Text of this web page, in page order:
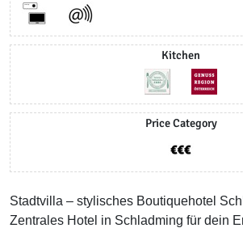
Kitchen
Price Category
Stadtvilla – stylisches Boutiquehotel
Zentrales Hotel in Schladming für dein